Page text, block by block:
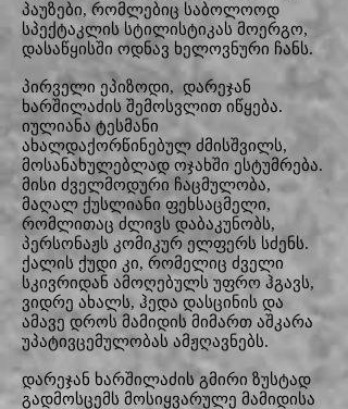
პაუზები, რომლებიც საბოლოოდ
სპექტაკლის სტილისტიკას მოერგო,
დასაწყისში ოდნავ ხელოვნური ჩანს.
პირველი ეპიზოდი, დარეჯან
ხარშილაძის შემოსვლით იწყება.
იულიანა ტესმანი
ახალდაქორწინებულ ძმისშვილს,
მოსანახულებლად ოჯახში ესტუმრება.
მისი ძველმოდური ჩაცმულობა,
მაღალ ქუსლიანი ფეხსაცმელი,
რომლითაც ძლივს დაბაკუნობს,
პერსონაჟს კომიკურ ელფერს სძენს.
ქალის ქუდი კი, რომელიც ძველი
სკივრიდან ამოღებულს უფრო ჰგავს,
ვიდრე ახალს, ჰედა დასცინის და
ამავე დროს მამიდის მიმართ აშკარა
უპატივცემულობას ამჟღავნებს.
დარეჯან ხარშილაძის გმირი ზუსტად
გადმოსცემს მოსიყვარულე მამიდისა